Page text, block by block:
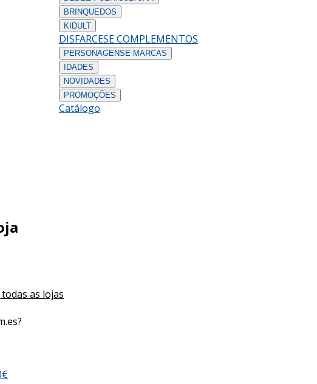
BRINQUEDOS
KIDULT
DISFARCESE COMPLEMENTOS
PERSONAGENS E MARCAS
IDADES
NOVIDADES
PROMOÇÕES
Catálogo
as lojas